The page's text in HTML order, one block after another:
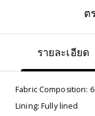
ต
รายละเอียด
Fabric Composition:
Lining: Fully lined